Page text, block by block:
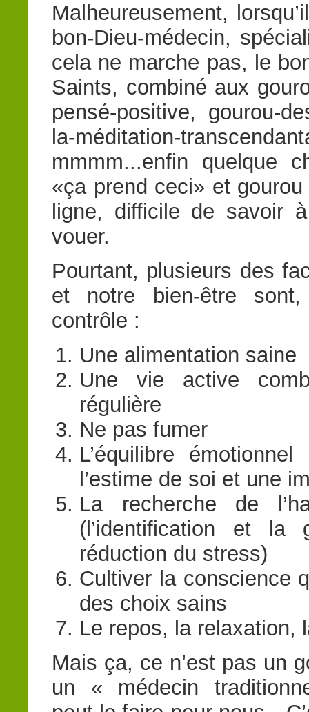
Malheureusement,
bon-Dieu-médecin,
cela ne marche pas, le
Saints, combiné aux
pensé-positive, gourou-
la-méditation-
mmmm...enfin quelque
«ça prend ceci» et
ligne, difficile de savoir
vouer.
Pourtant, plusieurs des
et notre bien-être
contrôle :
Une alimentation saine
Une vie active
régulière
Ne pas fumer
L’équilibre
l’estime de soi et une
La recherche de
(l’identification et
réduction du stress)
Cultiver la conscience
des choix sains
Le repos, la relaxation,
Mais ça, ce n’est pas un
un « médecin